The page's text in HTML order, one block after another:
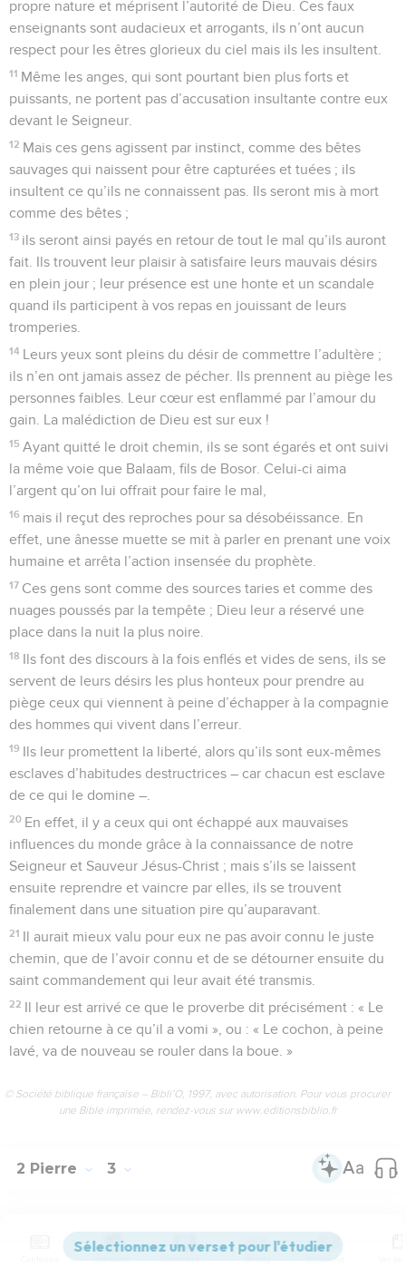
propre nature et méprisent l’autorité de Dieu. Ces faux
enseignants sont audacieux et arrogants, ils n’ont aucun
respect pour les êtres glorieux du ciel mais ils les insultent.
11 Même les anges, qui sont pourtant bien plus forts et
puissants, ne portent pas d’accusation insultante contre eux
devant le Seigneur.
12 Mais ces gens agissent par instinct, comme des bêtes
sauvages qui naissent pour être capturées et tuées ; ils
insultent ce qu’ils ne connaissent pas. Ils seront mis à mort
comme des bêtes ;
13 ils seront ainsi payés en retour de tout le mal qu’ils auront
fait. Ils trouvent leur plaisir à satisfaire leurs mauvais désirs
en plein jour ; leur présence est une honte et un scandale
quand ils participent à vos repas en jouissant de leurs
tromperies.
14 Leurs yeux sont pleins du désir de commettre l’adultère ;
ils n’en ont jamais assez de pécher. Ils prennent au piège les
personnes faibles. Leur cœur est enflammé par l’amour du
gain. La malédiction de Dieu est sur eux !
15 Ayant quitté le droit chemin, ils se sont égarés et ont suivi
la même voie que Balaam, fils de Bosor. Celui-ci aima
l’argent qu’on lui offrait pour faire le mal,
16 mais il reçut des reproches pour sa désobéissance. En
effet, une ânesse muette se mit à parler en prenant une voix
humaine et arrêta l’action insensée du prophète.
17 Ces gens sont comme des sources taries et comme des
nuages poussés par la tempête ; Dieu leur a réservé une
place dans la nuit la plus noire.
18 Ils font des discours à la fois enflés et vides de sens, ils se
servent de leurs désirs les plus honteux pour prendre au
piège ceux qui viennent à peine d’échapper à la compagnie
des hommes qui vivent dans l’erreur.
19 Ils leur promettent la liberté, alors qu’ils sont eux-mêmes
esclaves d’habitudes destructrices – car chacun est esclave
de ce qui le domine –.
20 En effet, il y a ceux qui ont échappé aux mauvaises
influences du monde grâce à la connaissance de notre
Seigneur et Sauveur Jésus-Christ ; mais s’ils se laissent
ensuite reprendre et vaincre par elles, ils se trouvent
finalement dans une situation pire qu’auparavant.
21 Il aurait mieux valu pour eux ne pas avoir connu le juste
chemin, que de l’avoir connu et de se détourner ensuite du
saint commandement qui leur avait été transmis.
22 Il leur est arrivé ce que le proverbe dit précisément : « Le
chien retourne à ce qu’il a vomi », ou : « Le cochon, à peine
lavé, va de nouveau se rouler dans la boue. »
© Société biblique française – Bibli’O, 1997, avec autorisation. Pour vous procurer
une Bible imprimée, rendez-vous sur www.editionsbiblio.fr
2 Pierre 3
Seuls les Évangiles sont disponibles en vidéo pour le moment.
Versions Commentaires Strong